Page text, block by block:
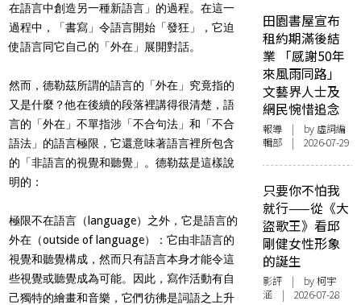
在語言中創造另一種新語言」的過程。在這一
過程中，「書寫」令語言開始「發狂」，它迫
使語言同它自己的「外在」展開對話。
然而，德勒茲所謂的語言的「外在」究竟指的
又是什麼？他在後續的段落裡講得很清楚，語
言的「外在」不單指涉「不合句法」和「不合
語法」的語言極限，它還意味著語言裡所包含
的「非語言的視覺和聽覺」。德勒茲是這樣說
明的：
極限不在語言（language）之外，它是語言的
外在（outside of language）：它由非語言的
視覺和聽覺構成，然而只有語言本身才能令這
些視覺或聽覺成為可能。因此，寫作活動有自
己獨特的繪畫和音樂，它們彷彿是詞語之上升
田園書屋宣布
租約期滿後結
業 「感謝50年
來風雨同路」
文藝界人士及
網民惋惜追念
報導 | by 虛詞編
輯部 | 2026-07-29
只要你不怕我
就行——從《大
盜歌王》看邱
剛健女性形象
的誕生
影評 | by 柯宇
涵 | 2026-07-28